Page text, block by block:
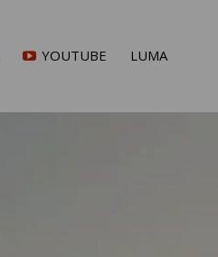
YOUTUBE LUMA